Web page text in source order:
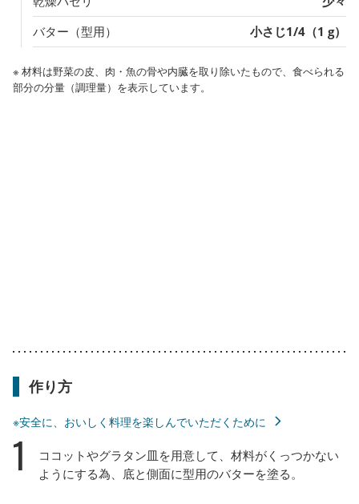
バター（型用）
小さじ1/4（1 g）
※ 材料は野菜の皮、肉・魚の骨や内臓を取り除いたもので、食べられる
部分の分量（調理量）を表示しています。
作り方
※安全に、おいしく料理を楽しんでいただくために
1
ココットやグラタン皿を用意して、材料がくっつかない
ようにする為、底と側面に型用のバターを塗る。